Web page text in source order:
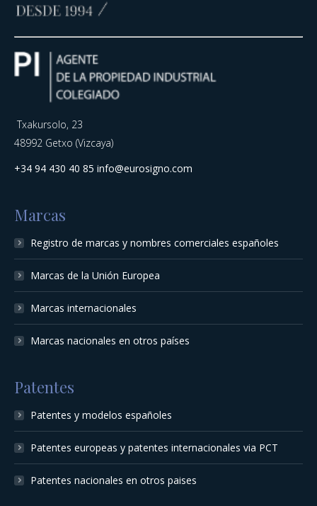
Txakursolo, 23
48992 Getxo (Vizcaya)
+34 94 430 40 85 info@eurosigno.com
Marcas
Registro de marcas y nombres comerciales españoles
Marcas de la Unión Europea
Marcas internacionales
Marcas nacionales en otros países
Patentes
Patentes y modelos españoles
Patentes europeas y patentes internacionales via PCT
Patentes nacionales en otros paises